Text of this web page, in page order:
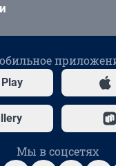
Мы в соцсетях